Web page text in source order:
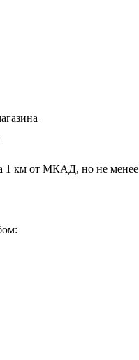
1 км от МКАД, но не менее